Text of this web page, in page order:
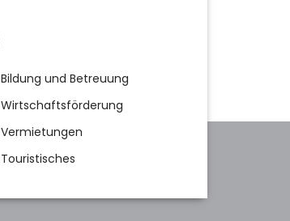
Bildung und Betreuung
Wirtschaftsförderung
Vermietungen
Touristisches